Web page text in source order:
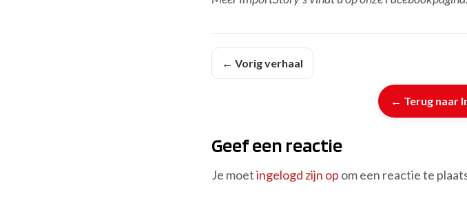
← Vorig verhaal
← Terug naar
Geef een reactie
Je moetingelogd zijn op om een reactie te